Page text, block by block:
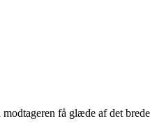
få glæde af det brede